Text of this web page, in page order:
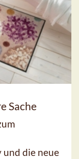
Sache
die neue